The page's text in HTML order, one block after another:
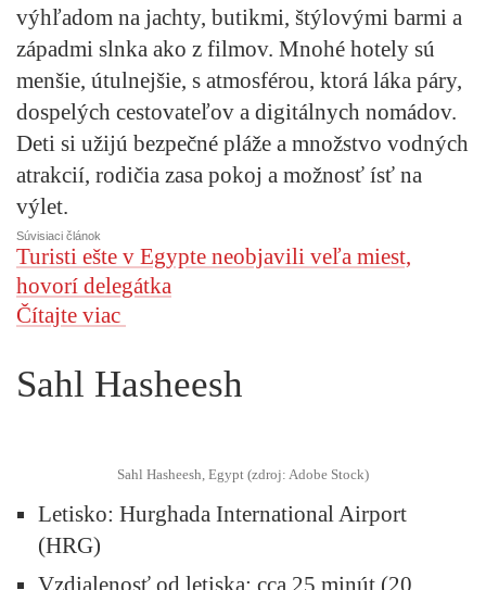
výhľadom na jachty, butikmi, štýlovými barmi a
západmi slnka ako z filmov. Mnohé hotely sú
menšie, útulnejšie, s atmosférou, ktorá láka páry,
dospelých cestovateľov a digitálnych nomádov.
Deti si užijú bezpečné pláže a množstvo vodných
atrakcií, rodičia zasa pokoj a možnosť ísť na
výlet.
Súvisiaci článok
Turisti ešte v Egypte neobjavili veľa miest,
hovorí delegátka
Čítajte viac
Sahl Hasheesh
Sahl Hasheesh, Egypt (zdroj: Adobe Stock)
Letisko: Hurghada International Airport
(HRG)
Vzdialenosť od letiska: cca 25 minút (20